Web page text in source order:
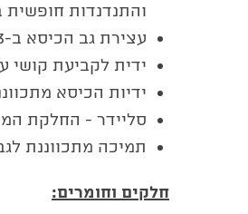
והתנדנדות חופשית
עצירת גב הכיסא ב-3 מצבים/3 זויות שונות.
ידית לקביעת קושי
ידיות הכיסא מתכווננות ל-3 כיוונים
סליידר - החלקת
תמיכה מתכווננת
חלקים וחומרים: